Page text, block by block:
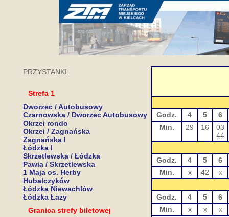
PRZYSTANKI:
Strefa 1
Dworzec / Autobusowy
Czarnowska / Dworzec Autobusowy
Okrzei rondo
Okrzei / Zagnańska
Zagnańska I
Łódzka I
Skrzetlewska / Łódzka
Pawia / Skrzetlewska
1 Maja os. Herby
Hubalczyków
Łódzka Niewachlów
Łódzka Łazy
Granica strefy biletowej
Godz. 4 5
6
Min.
29 16
03
44
Godz. 4 5
6
Min.
x 42 x
Godz. 4 5
6
Min.
x x
x